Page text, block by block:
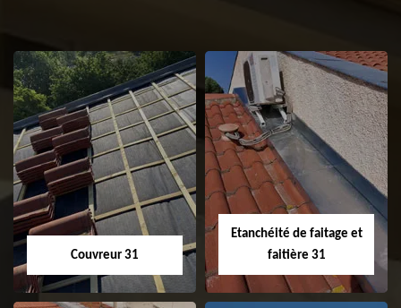
Couvreur 31
Etanchéité de faitage et
faitière 31